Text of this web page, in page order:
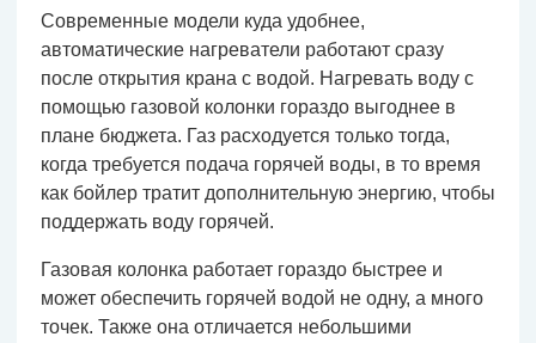
Современные модели куда удобнее,
автоматические нагреватели работают сразу
после открытия крана с водой. Нагревать воду с
помощью газовой колонки гораздо выгоднее в
плане бюджета. Газ расходуется только тогда,
когда требуется подача горячей воды, в то время
как бойлер тратит дополнительную энергию, чтобы
поддержать воду горячей.
Газовая колонка работает гораздо быстрее и
может обеспечить горячей водой не одну, а много
точек. Также она отличается небольшими